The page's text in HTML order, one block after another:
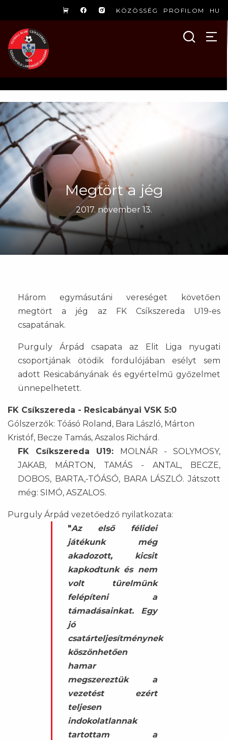
KÖZÖSSÉG PROFILOM HU
Megtört a jég
2017. november 13.
Három egymásutáni vereséget követően
megtört a jég az FK Csíkszereda U19-es
csapatának.
Purguly Árpád csapata az Elit Liga nyugati
csoportjának ötödik fordulójában esélyt sem
adott Resicabányának és egyértelmű győzelmet
ünnepelhetett.
FK Csíkszereda - Resicabányai VSK 5:0
Gólszerzők: Tóásó Roland, Bara László, Márton
Kristóf, Becze Tamás, Aszalos Richárd.
FK Csíkszereda U19: MOLNÁR - SOLYMOSY,
JAKAB, MÁRTON, TAMÁS - ANTAL, BECZE,
DOBOS, BARTA,-TÓÁSÓ, BARA LÁSZLÓ. Játszott
még: SIMÓ, ASZALOS.
Purguly Árpád vezetőedző nyilatkozata:
"Az első félidei
játékunk még
akadozott, kicsit
kapkodtunk és nem
volt türelmünk
felépíteni a
támadásainkat. Egy
jó
csatárteljesítménynek
köszönhetően
hamar
megszereztük a
vezetést ezért
teljesen
indokolatlannak
tartottam a